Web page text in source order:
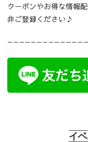
クーポンやお得な情報
非ご登録ください♪
イ